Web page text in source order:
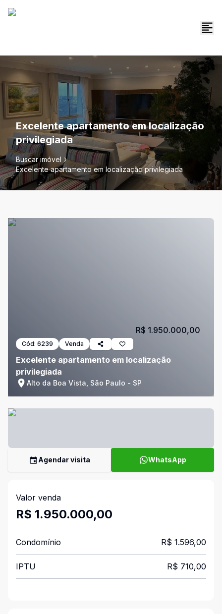
Excelente apartamento em localização
privilegiada
Buscar imóvel
Excelente apartamento em localização privilegiada
Cód: 6239 Venda
Excelente apartamento em localização
privilegiada
Alto da Boa Vista, São Paulo - SP
R$ 1.950.000,00
Agendar visita WhatsApp
Valor venda
R$ 1.950.000,00
Condomínio R$ 1.596,00
IPTU R$ 710,00